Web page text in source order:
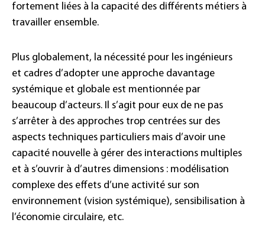
fortement liées à la capacité des différents métiers à
travailler ensemble.
Plus globalement, la nécessité pour les ingénieurs
et cadres d’adopter une approche davantage
systémique et globale est mentionnée par
beaucoup d’acteurs. Il s’agit pour eux de ne pas
s’arrêter à des approches trop centrées sur des
aspects techniques particuliers mais d’avoir une
capacité nouvelle à gérer des interactions multiples
et à s’ouvrir à d’autres dimensions : modélisation
complexe des effets d’une activité sur son
environnement (vision systémique), sensibilisation à
l’économie circulaire, etc.